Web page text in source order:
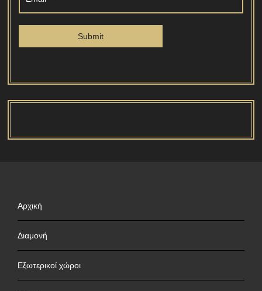
Αρχική
Διαμονή
Εξωτερικοί χώροι